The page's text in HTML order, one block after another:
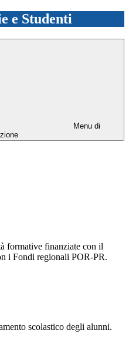
e Studenti
Menu di
formative finanziate con il
i Fondi regionali POR-PR.
scolastico degli alunni.